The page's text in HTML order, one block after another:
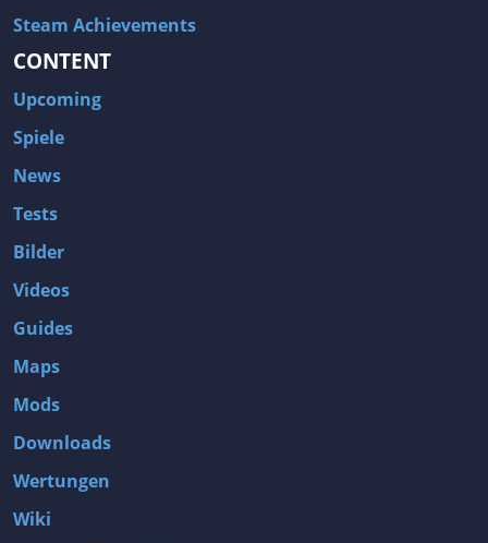
Steam Achievements
CONTENT
Upcoming
Spiele
News
Tests
Bilder
Videos
Guides
Maps
Mods
Downloads
Wertungen
Wiki